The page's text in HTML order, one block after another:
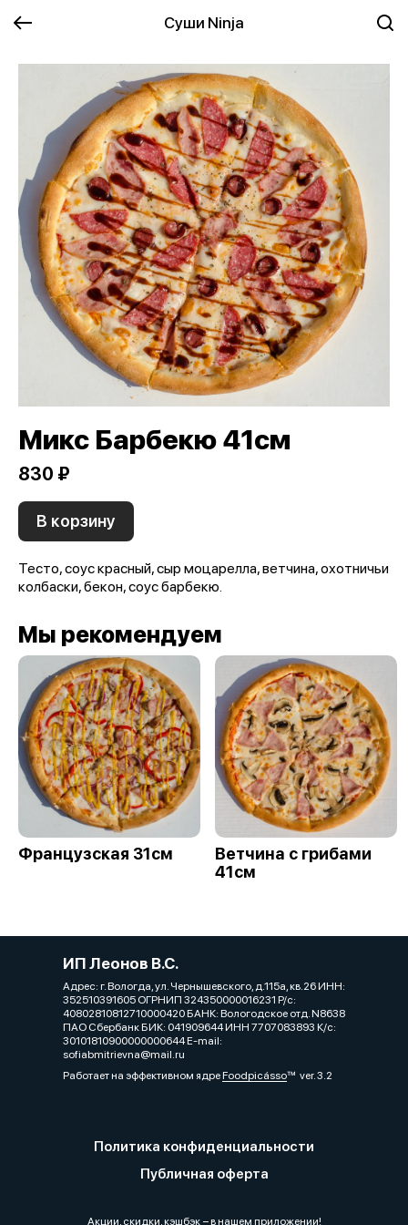
Суши Ninja
Микс Барбекю 41см
830 ₽
В корзину
Тесто, соус красный, сыр моцарелла, ветчина, охотничьи
колбаски, бекон, соус барбекю.
Мы рекомендуем
Французская 31см
Ветчина с грибами
41см
ИП Леонов В.С.
Адрес: г. Вологда, ул. Чернышевского, д.115а, кв.26 ИНН:
352510391605 ОГРНИП 324350000016231 Р/с:
40802810812710000420 БАНК: Вологодское отд. N8638
ПАО Сбербанк БИК: 041909644 ИНН 7707083893 К/с:
30101810900000000644 E-mail:
sofiabmitrievna@mail.ru
Работает на эффективном ядреFoodpicássover. 3.2
Политика конфиденциальности
Публичная оферта
Акции, скидки, кэшбэк − в нашем приложении!